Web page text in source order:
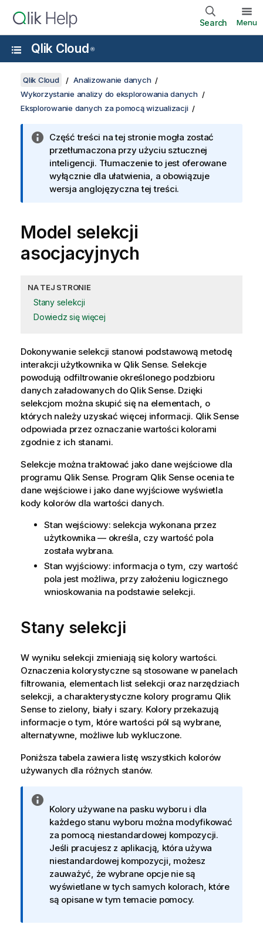
Search Menu
Qlik Cloud ®
Qlik Cloud
Analizowanie danych
Wykorzystanie analizy do eksplorowania danych
Eksplorowanie danych za pomocą wizualizacji
Część treści na tej stronie mogła zostać
przetłumaczona przy użyciu sztucznej
inteligencji. Tłumaczenie to jest oferowane
wyłącznie dla ułatwienia, a obowiązuje
wersja anglojęzyczna tej treści.
Model selekcji
asocjacyjnych
NA TEJ STRONIE
Stany selekcji
Dowiedz się więcej
Dokonywanie selekcji stanowi podstawową metodę
interakcji użytkownika w Qlik Sense. Selekcje
powodują odfiltrowanie określonego podzbioru
danych załadowanych do Qlik Sense. Dzięki
selekcjom można skupić się na elementach, o
których należy uzyskać więcej informacji. Qlik Sense
odpowiada przez oznaczanie wartości kolorami
zgodnie z ich stanami.
Selekcje można traktować jako dane wejściowe dla
programu Qlik Sense. Program Qlik Senseocenia te
dane wejściowe i jako dane wyjściowe wyświetla
kody kolorów dla wartości danych.
Stan wejściowy: selekcja wykonana przez
użytkownika — określa, czy wartość pola
została wybrana.
Stan wyjściowy: informacja o tym, czy wartość
pola jest możliwa, przy założeniu logicznego
wnioskowania na podstawie selekcji.
Stany selekcji
W wyniku selekcji zmieniają się kolory wartości.
Oznaczenia kolorystyczne są stosowane w panelach
filtrowania, elementach list selekcji oraz narzędziach
selekcji, a charakterystyczne kolory programu Qlik
Senseto zielony, biały i szary. Kolory przekazują
informacje o tym, które wartości pól są wybrane,
alternatywne, możliwe lub wykluczone.
Poniższa tabela zawiera listę wszystkich kolorów
używanych dla różnych stanów.
n
f
o
r
m
a
c
j
Kolory używane na pasku wyboru i dla
każdego stanu wyboru można modyfikować
za pomocą niestandardowej kompozycji.
Jeśli pracujesz z aplikacją, która używa
niestandardowej kompozycji, możesz
zauważyć, że wybrane opcje nie są
wyświetlane w tych samych kolorach, które
są opisane w tym temacie pomocy.